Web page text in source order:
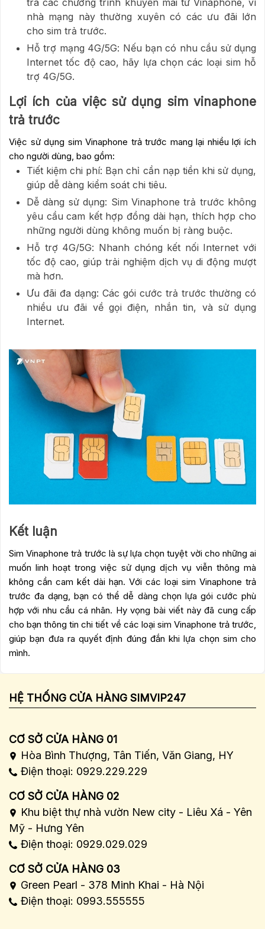
tra các chương trình khuyến mãi từ Vinaphone, vì
nhà mạng này thường xuyên có các ưu đãi lớn
cho sim trả trước.
Hỗ trợ mạng 4G/5G: Nếu bạn có nhu cầu sử dụng
Internet tốc độ cao, hãy lựa chọn các loại sim hỗ
trợ 4G/5G.
Lợi ích của việc sử dụng sim vinaphone
trả trước
Việc sử dụng sim Vinaphone trả trước mang lại nhiều lợi ích
cho người dùng, bao gồm:
Tiết kiệm chi phí: Bạn chỉ cần nạp tiền khi sử dụng,
giúp dễ dàng kiểm soát chi tiêu.
Dễ dàng sử dụng: Sim Vinaphone trả trước không
yêu cầu cam kết hợp đồng dài hạn, thích hợp cho
những người dùng không muốn bị ràng buộc.
Hỗ trợ 4G/5G: Nhanh chóng kết nối Internet với
tốc độ cao, giúp trải nghiệm dịch vụ di động mượt
mà hơn.
Ưu đãi đa dạng: Các gói cước trả trước thường có
nhiều ưu đãi về gọi điện, nhắn tin, và sử dụng
Internet.
Kết luận
Sim Vinaphone trả trước là sự lựa chọn tuyệt vời cho những ai
muốn linh hoạt trong việc sử dụng dịch vụ viễn thông mà
không cần cam kết dài hạn. Với các loại sim Vinaphone trả
trước đa dạng, bạn có thể dễ dàng chọn lựa gói cước phù
hợp với nhu cầu cá nhân. Hy vọng bài viết này đã cung cấp
cho bạn thông tin chi tiết về các loại sim Vinaphone trả trước,
giúp bạn đưa ra quyết định đúng đắn khi lựa chọn sim cho
mình.
HỆ THỐNG CỬA HÀNG SIMVIP247
CƠ SỞ CỬA HÀNG 01
Hòa Bình Thượng, Tân Tiến, Văn Giang, HY
Điện thoại: 0929.229.229
CƠ SỞ CỬA HÀNG 02
Khu biệt thự nhà vườn New city - Liêu Xá - Yên
Mỹ - Hưng Yên
Điện thoại: 0929.029.029
CƠ SỞ CỬA HÀNG 03
Green Pearl - 378 Minh Khai - Hà Nội
Điện thoại: 0993.555555